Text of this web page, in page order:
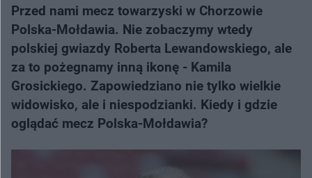
Przed nami mecz towarzyski w Chorzowie
Polska-Mołdawia. Nie zobaczymy wtedy
polskiej gwiazdy Roberta Lewandowskiego, ale
za to pożegnamy inną ikonę - Kamila
Grosickiego. Zapowiedziano nie tylko wielkie
widowisko, ale i niespodzianki. Kiedy i gdzie
oglądać mecz Polska-Mołdawia?